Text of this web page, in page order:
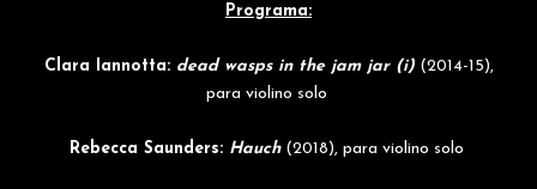
Programa:
Clara Iannotta: dead wasps in the jam jar (i)(2014-15),
para violino solo
Rebecca Saunders: Hauch(2018), para violino solo